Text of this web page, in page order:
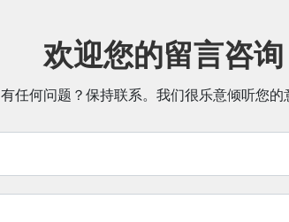
欢迎您的留言咨询
有任何问题？保持联系。我们很乐意倾听您的